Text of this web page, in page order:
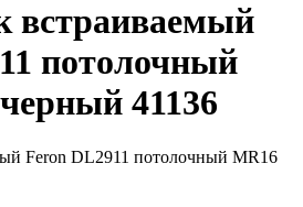
встраиваемый
потолочный
41136
Feron DL2911 потолочный MR16